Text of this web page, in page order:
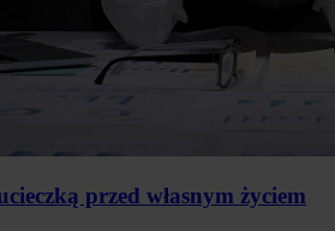
przed własnym życiem